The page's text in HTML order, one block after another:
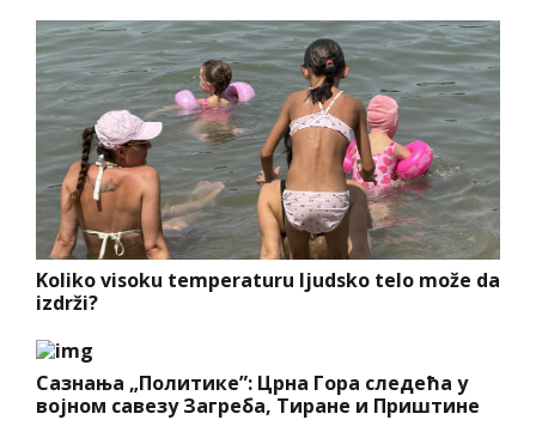
Koliko visoku temperaturu ljudsko telo može da
izdrži?
Сазнања „Политике”: Црна Гора следећа у
војном савезу Загреба, Тиране и Приштине